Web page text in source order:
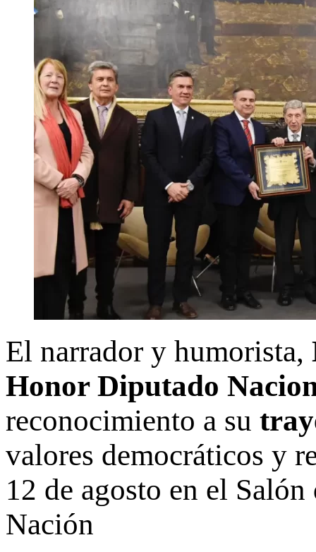
El narrador y humorista,
Honor Diputado
reconocimiento a su
valores democráticos y
12 de agosto en el
Nación